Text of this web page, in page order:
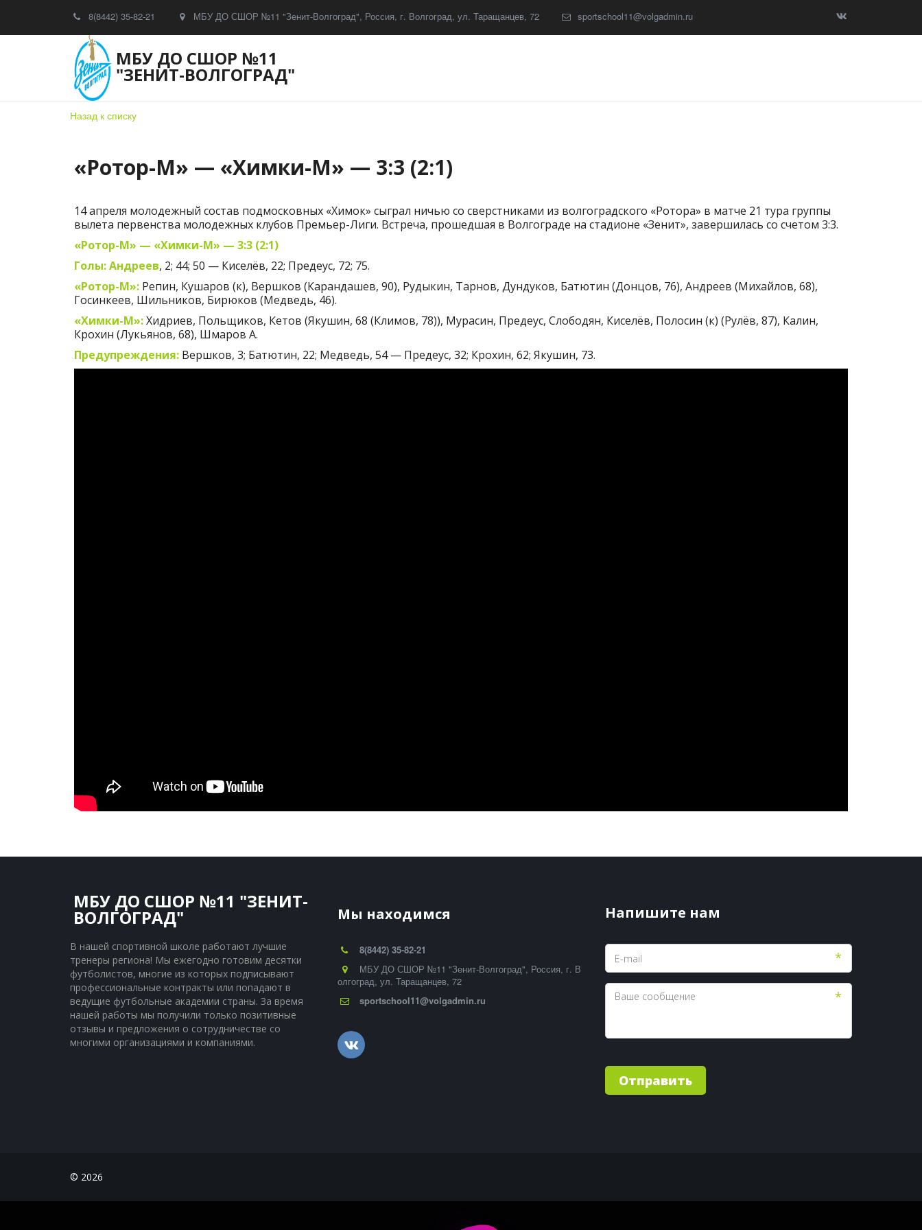
8(8442) 35-82-21 МБУ ДО СШОР №11 "Зенит-Волгоград", Россия, г. Волгоград, ул. Таращанцев, 72 sportschool11@volgadmin.ru
МБУ ДО СШОР №11
"ЗЕНИТ-ВОЛГОГРАД"
Назад к списку
«Ротор-М» — «Химки-М» — 3:3 (2:1)
14 апреля молодежный состав подмосковных «Химок» сыграл ничью со сверстниками из волгоградского «Ротора» в матче 21 тура группы
вылета первенства молодежных клубов Премьер-Лиги. Встреча, прошедшая в Волгограде на стадионе «Зенит», завершилась со счетом 3:3.
«Ротор-М» — «Химки-М» — 3:3 (2:1)
Голы: Андреев, 2; 44; 50 — Киселёв, 22; Предеус, 72; 75.
«Ротор-М»: Репин, Кушаров (к), Вершков (Карандашев, 90), Рудыкин, Тарнов, Дундуков, Батютин (Донцов, 76), Андреев (Михайлов, 68),
Госинкеев, Шильников, Бирюков (Медведь, 46).
«Химки-М»:Хидриев, Польщиков, Кетов (Якушин, 68 (Климов, 78)), Мурасин, Предеус, Слободян, Киселёв, Полосин (к) (Рулёв, 87), Калин,
Крохин (Лукьянов, 68), Шмаров А.
Предупреждения: Вершков, 3; Батютин, 22; Медведь, 54 — Предеус, 32; Крохин, 62; Якушин, 73.
МБУ ДО СШОР №11 "ЗЕНИТ-
ВОЛГОГРАД"
В нашей спортивной школе работают лучшие
тренеры региона! Мы ежегодно готовим десятки
футболистов, многие из которых подписывают
профессиональные контракты или попадают в
ведущие футбольные академии страны. За время
нашей работы мы получили только позитивные
отзывы и предложения о сотрудничестве со
многими организациями и компаниями.
Мы находимся
8(8442) 35-82-21
МБУ ДО СШОР №11 "Зенит-Волгоград", Россия, г. В
олгоград, ул. Таращанцев, 72
sportschool11@volgadmin.ru
Напишите нам
*
*
Отправить
© 2026